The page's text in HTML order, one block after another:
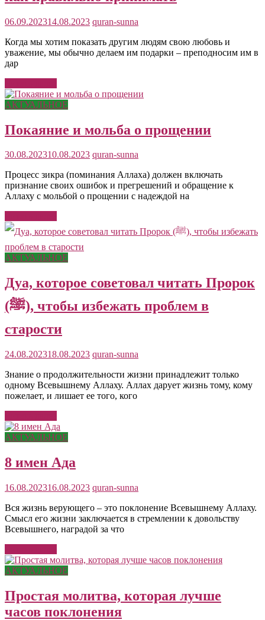
06.09.202314.08.2023 quran-sunna
Когда мы хотим показать другим людям свою любовь и
уважение, мы обычно делаем им подарки – преподносим им в
дар
АКТУАЛЬНОЕ
Покаяние и мольба о прощении
30.08.202310.08.2023 quran-sunna
Процесс зикра (поминания Аллаха) должен включать
признание своих ошибок и прегрешений и обращение к
Аллаху с мольбой о прощении с надеждой на
АКТУАЛЬНОЕ
Дуа, которое советовал читать Пророк
(ﷺ), чтобы избежать проблем в
старости
24.08.202318.08.2023 quran-sunna
Знание о продолжительности жизни принадлежит только
одному Всевышнему Аллаху. Аллах дарует жизнь тому, кому
пожелает, и лишает ее того, кого
АКТУАЛЬНОЕ
8 имен Ада
16.08.202316.08.2023 quran-sunna
Вся жизнь верующего – это поклонение Всевышнему Аллаху.
Смысл его жизни заключается в стремлении к довольству
Всевышнего, наградой за что
АКТУАЛЬНОЕ
Простая молитва, которая лучше
часов поклонения